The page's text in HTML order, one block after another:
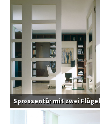
Sprossentür mit zwei